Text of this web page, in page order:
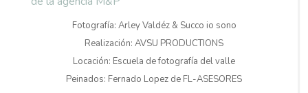
Fotografía: Arley Valdéz & Succo io sono
Realización: AVSU PRODUCTIONS
Locación: Escuela de fotografía del valle
Peinados: Fernado Lopez de FL-ASESORES